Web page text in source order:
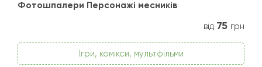
Фотошпалери Персонажі месників
від 75 грн
Ігри, комікси, мультфільми